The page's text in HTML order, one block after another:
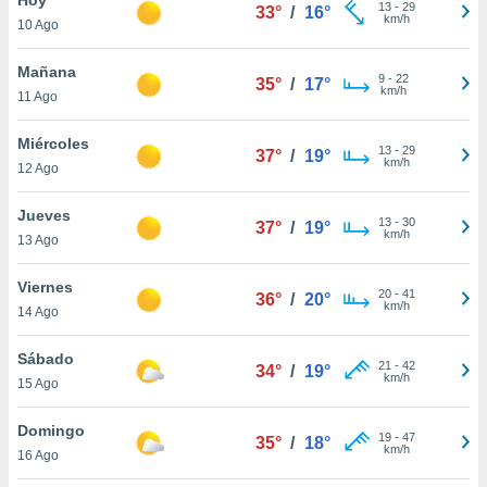
en
más
nuestra
de
cookies
aceptar
10 Ago
33° / 16° 13- 29
km/h
Mañana
11 Ago
35° / 17° 9- 22
km/h
Miércoles
12 Ago
37° / 19° 13- 29
km/h
Jueves
13 Ago
37° / 19° 13- 30
km/h
Viernes
14 Ago
36° / 20° 20- 41
km/h
Sábado
15 Ago
34° / 19° 21 - 42
km/h
Domingo
16 Ago
35° / 18° 19- 47
km/h